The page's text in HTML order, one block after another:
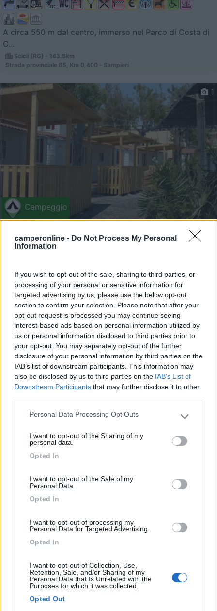
camperonline - Do Not Process My Personal
Information
If you wish to opt-out of the sale, sharing to third parties, or
processing of your personal or sensitive information for
targeted advertising by us, please use the below opt-out
section to confirm your selection. Please note that after your
opt-out request is processed you may continue seeing
interest-based ads based on personal information utilized by
us or personal information disclosed to third parties prior to
your opt-out. You may separately opt-out of the further
disclosure of your personal information by third parties on the
IAB’s list of downstream participants. This information may
also be disclosed by us to third parties on the IAB’s List of
Downstream Participants that may further disclose it to other
Please note that this website/app uses one or more Google
not limited to your visit or usage behaviour. You may click to
grant or deny consent to Google and its third-party tags to
use your data for below specified purposes in below Google
Personal Data Processing Opt Outs
I want to opt-out of the Sharing of my
personal data.
Opted In
I want to opt-out of the Sale of my
Personal Data.
Opted In
I want to opt-out of processing my
Personal Data for Targeted Advertising.
Opted In
I want to opt-out of Collection, Use,
Retention, Sale, and/or Sharing of my
Personal Data that Is Unrelated with the
Purposes for which it was collected.
Opted Out
A circa 550 m dal centro, immerso nel Parco di Costa di
C...
Scicli (RG) - 143.5km
Strada provinciale 65, Km 0,400 - Sampieri
Campeggio
1
16
Ognina (CT) - 157km
Via Villini a Mare 2
Campeggio
Campeggio Sabbiadoro
Avola (SR) - 169.4km
Contrada Chiusa di Carlo